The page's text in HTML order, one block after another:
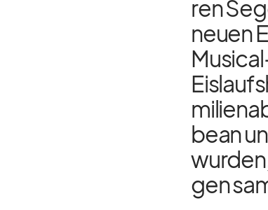
ren
neuen
bean
gen